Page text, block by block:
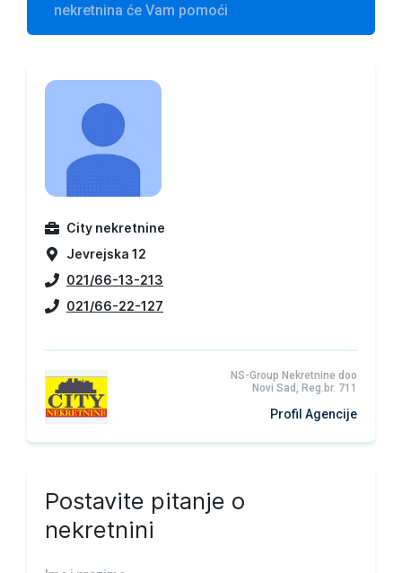
nekretnina će Vam pomoći
City nekretnine
Jevrejska 12
021/66-13-213
021/66-22-127
NS-Group Nekretnine doo
Novi Sad, Reg.br. 711
Profil Agencije
Postavite pitanje o
nekretnini